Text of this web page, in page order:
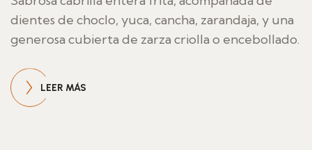
dientes de choclo, yuca, cancha, zarandaja, y una
generosa cubierta de zarza criolla o encebollado.
LEER MÁS